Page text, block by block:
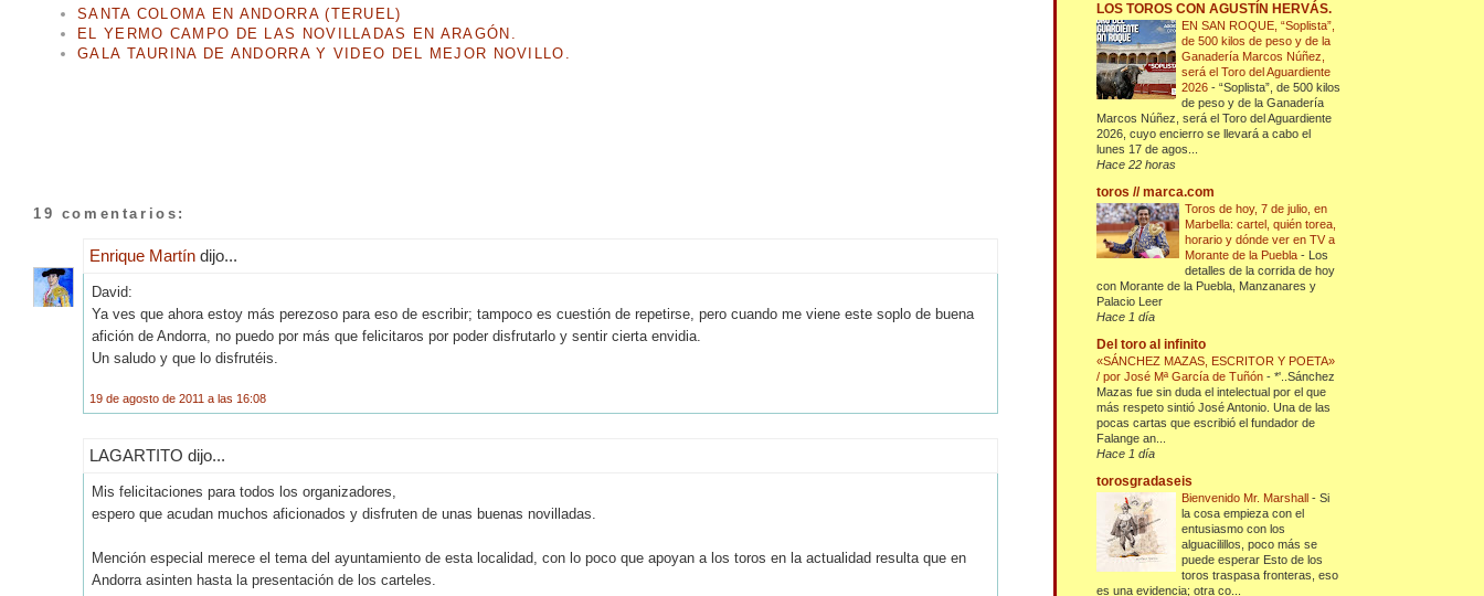
SANTA COLOMA EN ANDORRA (TERUEL)
EL YERMO CAMPO DE LAS NOVILLADAS EN ARAGÓN.
GALA TAURINA DE ANDORRA Y VIDEO DEL MEJOR NOVILLO.
19 comentarios:
Enrique Martín dijo...
David:
Ya ves que ahora estoy más perezoso para eso de escribir; tampoco es cuestión de repetirse, pero cuando me viene este soplo de buena
afición de Andorra, no puedo por más que felicitaros por poder disfrutarlo y sentir cierta envidia.
Un saludo y que lo disfrutéis.
19 de agosto de 2011 a las 16:08
LAGARTITO dijo...
Mis felicitaciones para todos los organizadores,
espero que acudan muchos aficionados y disfruten de unas buenas novilladas.
Mención especial merece el tema del ayuntamiento de esta localidad, con lo poco que apoyan a los toros en la actualidad resulta que en
Andorra asinten hasta la presentación de los carteles.
LOS TOROS CON AGUSTÍN HERVÁS.
EN SAN ROQUE, “Soplista”,
de 500 kilos de peso y de la
Ganadería Marcos Núñez,
será el Toro del Aguardiente
2026-“Soplista”, de 500 kilos
de peso y de la Ganadería
Marcos Núñez, será el Toro del Aguardiente
2026, cuyo encierro se llevará a cabo el
lunes 17 de agos...
Hace 22 horas
toros // marca.com
Toros de hoy, 7 de julio, en
Marbella: cartel, quién torea,
horario y dónde ver en TV a
Morante de la Puebla- Los
detalles de la corrida de hoy
con Morante de la Puebla, Manzanares y
Palacio Leer
Hace 1 día
Del toro al infinito
«SÁNCHEZ MAZAS, ESCRITOR Y POETA»
/ por José Mª García de Tuñón-*'..Sánchez
Mazas fue sin duda el intelectual por el que
más respeto sintió José Antonio. Una de las
pocas cartas que escribió el fundador de
Falange an...
Hace 1 día
torosgradaseis
Bienvenido Mr. Marshall-Si
la cosa empieza con el
entusiasmo con los
alguacilillos, poco más se
puede esperar Esto de los
toros traspasa fronteras, eso
es una evidencia; otra co...